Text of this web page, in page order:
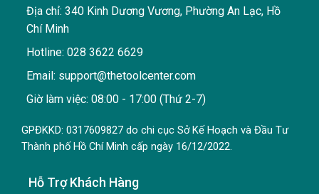
Địa chỉ: 340 Kinh Dương Vương, Phường An Lạc, Hồ
Chí Minh
Hotline: 028 3622 6629
Email: support@thetoolcenter.com
Giờ làm việc: 08:00 - 17:00 (Thứ 2-7)
GPĐKKD: 0317609827 do chi cục Sở Kế Hoạch và Đầu Tư
Thành phố Hồ Chí Minh cấp ngày 16/12/2022.
Hỗ Trợ Khách Hàng